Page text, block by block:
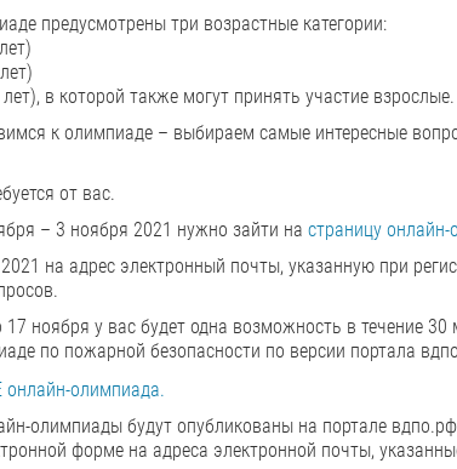
предусмотрены три возрастные категории:
в которой также могут принять участие взрослые.
к олимпиаде – выбираем самые интересные
от вас.
– 3 ноября 2021 нужно зайти настраницу
на адрес электронный почты, указанную при
17 ноября у вас будет одна возможность в течение
по пожарной безопасности по версии портала
олимпиада.
олимпиады будут опубликованы на портале
форме на адреса электронной почты,